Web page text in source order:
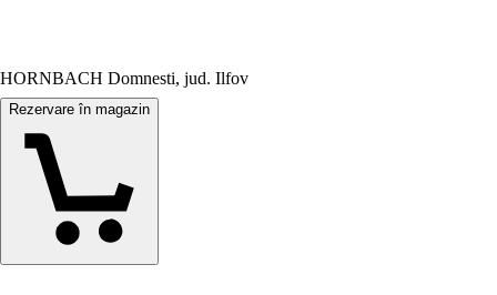
HORNBACH Domnesti, jud. Ilfov
Rezervare în magazin